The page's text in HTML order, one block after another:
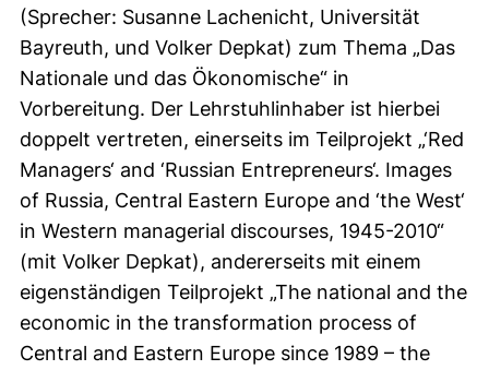
(Sprecher: Susanne Lachenicht, Universität
Bayreuth, und Volker Depkat) zum Thema „Das
Nationale und das Ökonomische“ in
Vorbereitung. Der Lehrstuhlinhaber ist hierbei
doppelt vertreten, einerseits im Teilprojekt „‘Red
Managers‘ and ‘Russian Entrepreneurs‘. Images
of Russia, Central Eastern Europe and ‘the West‘
in Western managerial discourses, 1945-2010“
(mit Volker Depkat), andererseits mit einem
eigenständigen Teilprojekt „The national and the
economic in the transformation process of
Central and Eastern Europe since 1989 – the